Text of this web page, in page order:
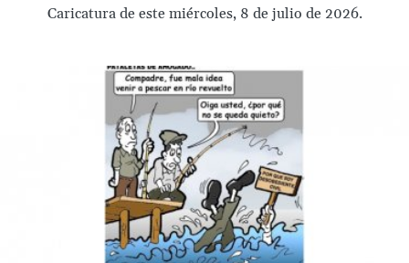
Caricatura de este miércoles, 8 de julio de 2026.